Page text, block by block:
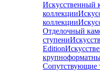
Искусственный
коллекции
коллекции
Отделочный
ступени
Edition
Сопутствующие